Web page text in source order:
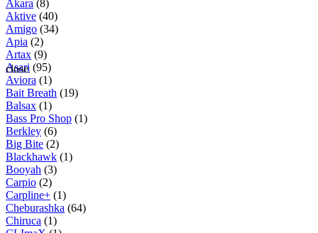
Akara (8)
Aktive (40)
Amigo (34)
Apia (2)
Artax (9)
Asari (95)
Aviora (1)
Bait Breath (19)
Balsax (1)
Bass Pro Shop (1)
Berkley (6)
Big Bite (2)
Blackhawk (1)
Booyah (3)
Carpio (2)
Carpline+ (1)
Cheburashka (64)
Chiruca (1)
close